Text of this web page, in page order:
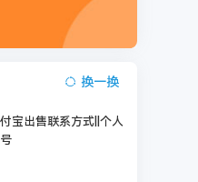
换一换
宝出售联系方式||个人